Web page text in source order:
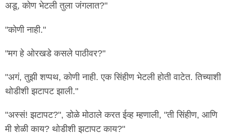
अडू, कोण भेटली तुला जंगलात?"
"कोणी नाही."
"मग हे ओरखडे कसले पाठीवर?"
"अगं, तुझी शप्पथ, कोणी नाही. एक सिंहीण भेटली होती वाटेत. तिच्याशी
थोडीशी झटापट झाली."
"अस्सं! झटापट?", डोळे मोठाले करत ईव्ह म्हणाली, "ती सिंहीण, आणि
मी शेळी काय? थोडीशी झटापट काय?"